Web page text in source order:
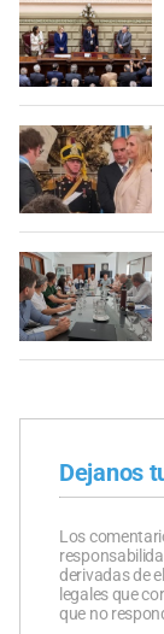
Dejanos
Los
derivadas de
legales que
que no